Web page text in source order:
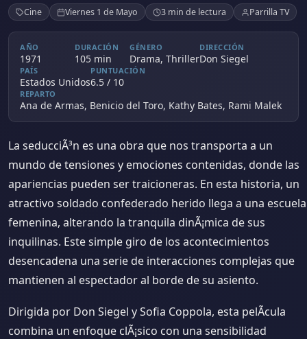
La seducción
Cine Viernes 1 de Mayo 3 min de lectura Parrilla TV
AÑO
1971
DURACIÓN
105 min
GÉNERO
Drama, Thriller
DIRECCIÓN
Don Siegel
PAÍS
Estados Unidos
PUNTUACIÓN
6.5 / 10
REPARTO
Ana de Armas, Benicio del Toro, Kathy Bates, Rami Malek
La seducciÃ³n es una obra que nos transporta a un
mundo de tensiones y emociones contenidas, donde las
apariencias pueden ser traicioneras. En esta historia, un
atractivo soldado confederado herido llega a una escuela
femenina, alterando la tranquila dinÃ¡mica de sus
inquilinas. Este simple giro de los acontecimientos
desencadena una serie de interacciones complejas que
mantienen al espectador al borde de su asiento.
Dirigida por Don Siegel y Sofia Coppola, esta pelÃ­cula
combina un enfoque clÃ¡sico con una sensibilidad